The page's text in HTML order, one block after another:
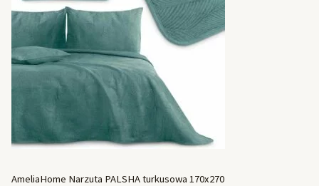
AmeliaHome Narzuta PALSHA turkusowa 170x270